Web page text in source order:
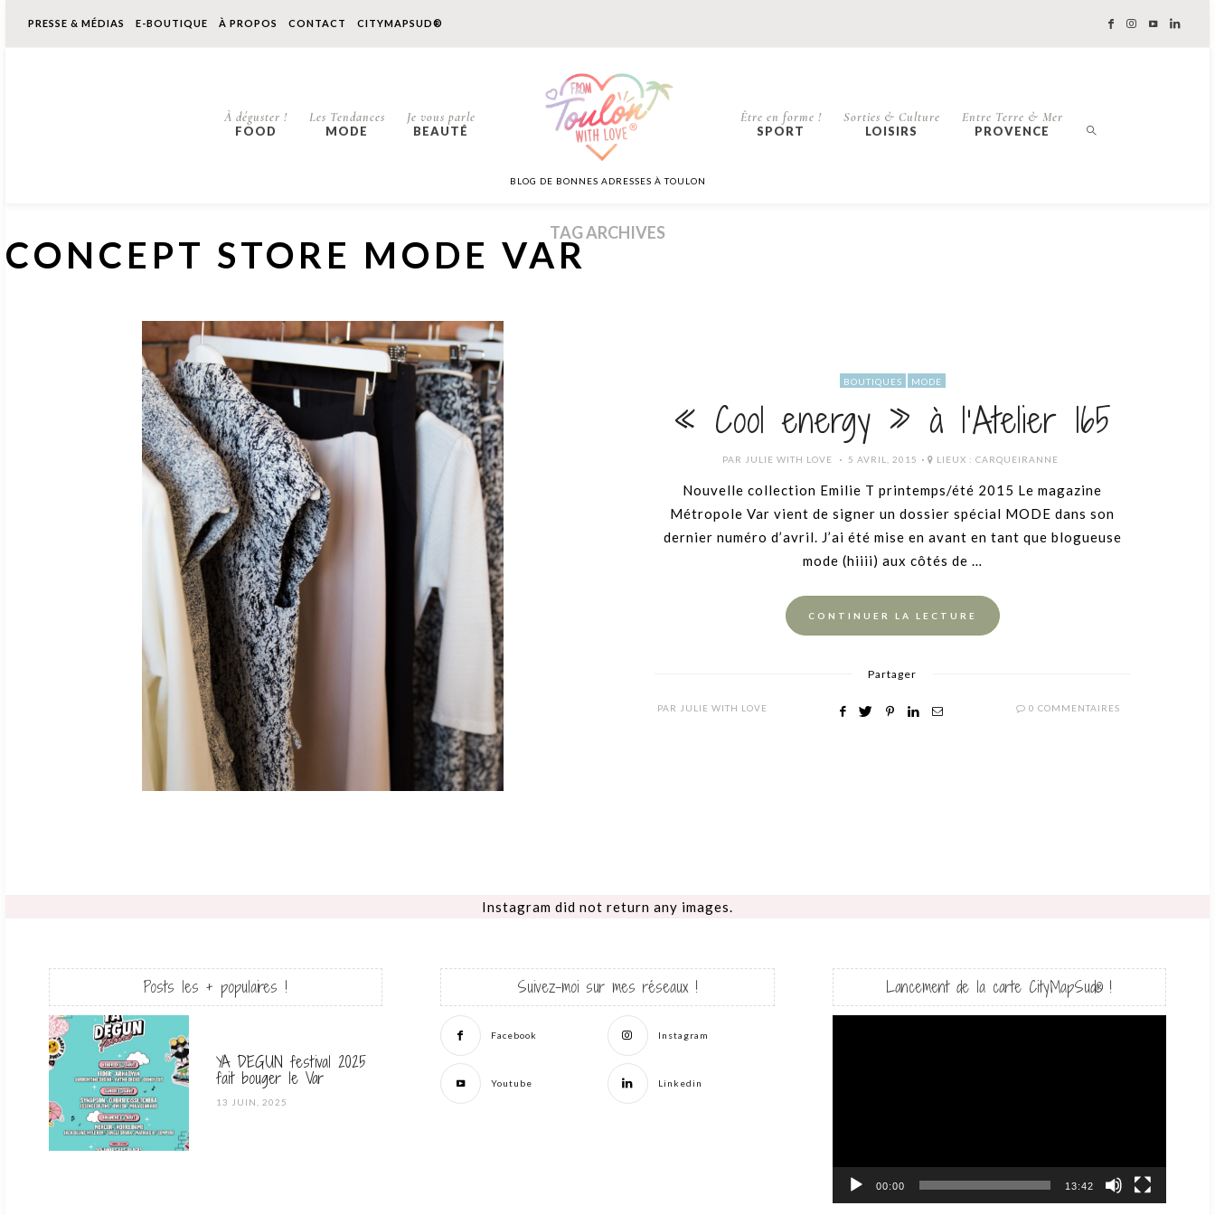
PRESSE & MÉDIAS E-BOUTIQUE À PROPOS CONTACT CITYMAPSUD®
À déguster !
FOOD
Les Tendances
MODE
Je vous parle
BEAUTÉ
BLOG DE BONNES ADRESSES À TOULON
Être en forme !
SPORT
Sorties & Culture
LOISIRS
Entre Terre & Mer
PROVENCE
TAG ARCHIVES
CONCEPT STORE MODE VAR
BOUTIQUES MODE
« Cool energy » à l’Atelier 165
PAR JULIE WITH LOVE
POSTED
5 AVRIL, 2015 LIEUX : CARQUEIRANNE
Nouvelle collection Emilie T printemps/été 2015 Le magazine
Métropole Var vient de signer un dossier spécial MODE dans son
dernier numéro d’avril. J’ai été mise en avant en tant que blogueuse
mode (hiiii) aux côtés de …
CONTINUER LA LECTURE
Partager
PAR JULIE WITH LOVE 0 COMMENTAIRES
Instagram did not return any images.
Posts les + populaires !
YA DEGUN festival 2025
fait bouger le Var
POSTED
13 JUIN, 2025
Suivez-moi sur mes réseaux !
Facebook Instagram
Youtube Linkedin
Lancement de la carte CityMapSud® !
00:00 13:42